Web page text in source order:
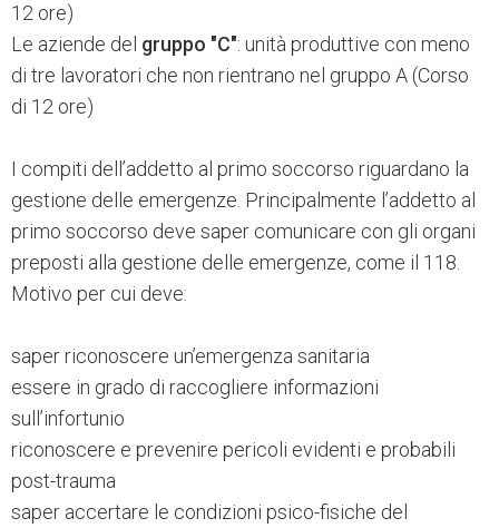
12 ore)
Le aziende del gruppo "C": unità produttive con meno
di tre lavoratori che non rientrano nel gruppo A (Corso
di 12 ore)
I compiti dell’addetto al primo soccorso riguardano la
gestione delle emergenze. Principalmente l’addetto al
primo soccorso deve saper comunicare con gli organi
preposti alla gestione delle emergenze, come il 118.
Motivo per cui deve:
saper riconoscere un’emergenza sanitaria
essere in grado di raccogliere informazioni
sull’infortunio
riconoscere e prevenire pericoli evidenti e probabili
post-trauma
saper accertare le condizioni psico-fisiche del